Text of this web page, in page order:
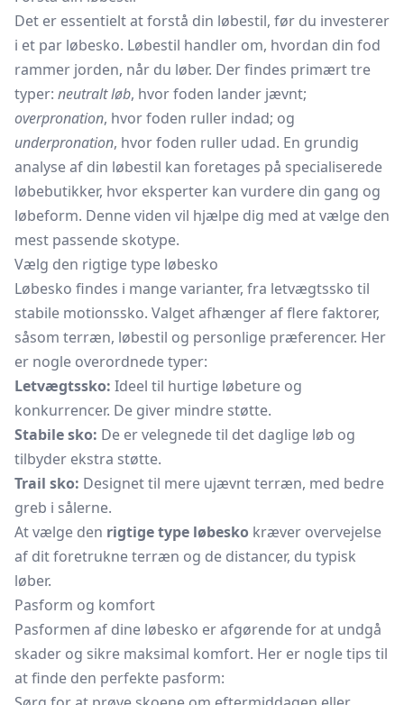
Det er essentielt at forstå din løbestil, før du investerer
i et par løbesko. Løbestil handler om, hvordan din fod
rammer jorden, når du løber. Der findes primært tre
typer: neutralt løb, hvor foden lander jævnt;
overpronation, hvor foden ruller indad; og
underpronation, hvor foden ruller udad. En grundig
analyse af din løbestil kan foretages på specialiserede
løbebutikker, hvor eksperter kan vurdere din gang og
løbeform. Denne viden vil hjælpe dig med at vælge den
mest passende skotype.
Vælg den rigtige type løbesko
Løbesko findes i mange varianter, fra letvægtssko til
stabile motionssko. Valget afhænger af flere faktorer,
såsom terræn, løbestil og personlige præferencer. Her
er nogle overordnede typer:
Letvægtssko: Ideel til hurtige løbeture og
konkurrencer. De giver mindre støtte.
Stabile sko: De er velegnede til det daglige løb og
tilbyder ekstra støtte.
Trail sko: Designet til mere ujævnt terræn, med bedre
greb i sålerne.
At vælge den rigtige type løbesko kræver overvejelse
af dit foretrukne terræn og de distancer, du typisk
løber.
Pasform og komfort
Pasformen af dine løbesko er afgørende for at undgå
skader og sikre maksimal komfort. Her er nogle tips til
at finde den perfekte pasform: